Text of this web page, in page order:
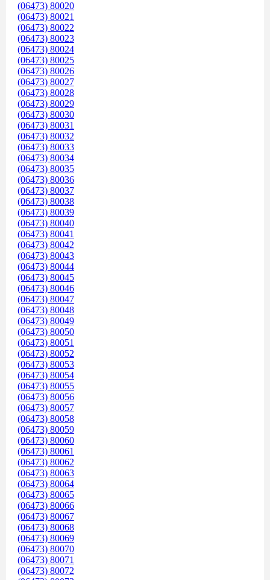
(06473) 80020
(06473) 80021
(06473) 80022
(06473) 80023
(06473) 80024
(06473) 80025
(06473) 80026
(06473) 80027
(06473) 80028
(06473) 80029
(06473) 80030
(06473) 80031
(06473) 80032
(06473) 80033
(06473) 80034
(06473) 80035
(06473) 80036
(06473) 80037
(06473) 80038
(06473) 80039
(06473) 80040
(06473) 80041
(06473) 80042
(06473) 80043
(06473) 80044
(06473) 80045
(06473) 80046
(06473) 80047
(06473) 80048
(06473) 80049
(06473) 80050
(06473) 80051
(06473) 80052
(06473) 80053
(06473) 80054
(06473) 80055
(06473) 80056
(06473) 80057
(06473) 80058
(06473) 80059
(06473) 80060
(06473) 80061
(06473) 80062
(06473) 80063
(06473) 80064
(06473) 80065
(06473) 80066
(06473) 80067
(06473) 80068
(06473) 80069
(06473) 80070
(06473) 80071
(06473) 80072